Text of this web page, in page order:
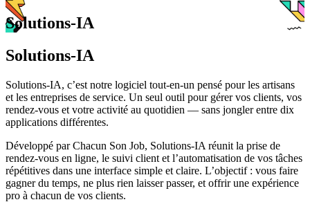
Solutions-IA
Solutions-IA
Solutions-IA, c’est notre logiciel tout-en-un pensé pour les artisans
et les entreprises de service. Un seul outil pour gérer vos clients, vos
rendez-vous et votre activité au quotidien — sans jongler entre dix
applications différentes.
Développé par Chacun Son Job, Solutions-IA réunit la prise de
rendez-vous en ligne, le suivi client et l’automatisation de vos tâches
répétitives dans une interface simple et claire. L’objectif : vous faire
gagner du temps, ne plus rien laisser passer, et offrir une expérience
pro à chacun de vos clients.